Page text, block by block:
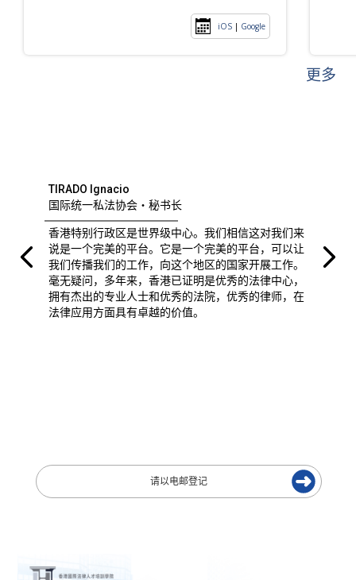
iOS | Google
更多
TIRADO Ignacio
国际统一私法协会・秘书长
香港特别行政区是世界级中心。我们相信这对我们来
说是一个完美的平台。它是一个完美的平台，可以让
我们传播我们的工作，向这个地区的国家开展工作。
毫无疑问，多年来，香港已证明是优秀的法律中心，
拥有杰出的专业人士和优秀的法院，优秀的律师，在
法律应用方面具有卓越的价值。